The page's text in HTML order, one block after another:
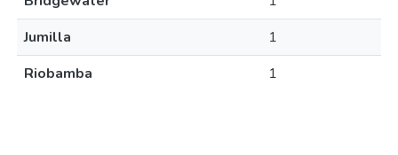
Jumilla
1
Riobamba
1